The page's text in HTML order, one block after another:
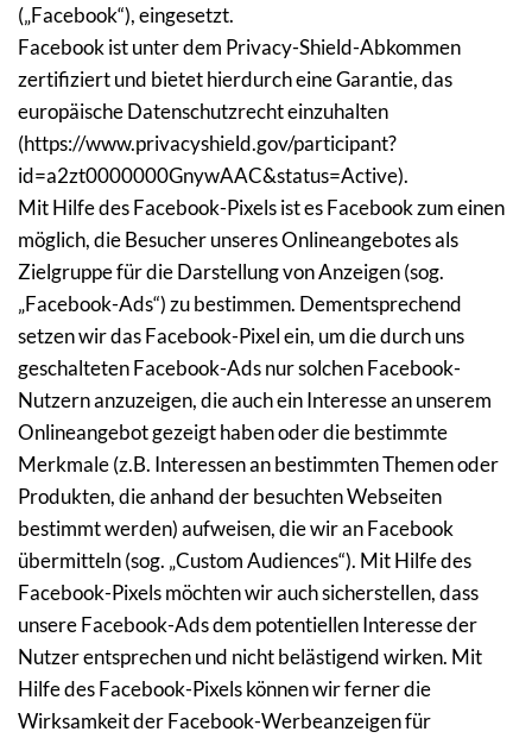
(„Facebook“), eingesetzt.
Facebook ist unter dem Privacy-Shield-Abkommen
zertifiziert und bietet hierdurch eine Garantie, das
europäische Datenschutzrecht einzuhalten
(https://www.privacyshield.gov/participant?
id=a2zt0000000GnywAAC&status=Active).
Mit Hilfe des Facebook-Pixels ist es Facebook zum einen
möglich, die Besucher unseres Onlineangebotes als
Zielgruppe für die Darstellung von Anzeigen (sog.
„Facebook-Ads“) zu bestimmen. Dementsprechend
setzen wir das Facebook-Pixel ein, um die durch uns
geschalteten Facebook-Ads nur solchen Facebook-
Nutzern anzuzeigen, die auch ein Interesse an unserem
Onlineangebot gezeigt haben oder die bestimmte
Merkmale (z.B. Interessen an bestimmten Themen oder
Produkten, die anhand der besuchten Webseiten
bestimmt werden) aufweisen, die wir an Facebook
übermitteln (sog. „Custom Audiences“). Mit Hilfe des
Facebook-Pixels möchten wir auch sicherstellen, dass
unsere Facebook-Ads dem potentiellen Interesse der
Nutzer entsprechen und nicht belästigend wirken. Mit
Hilfe des Facebook-Pixels können wir ferner die
Wirksamkeit der Facebook-Werbeanzeigen für